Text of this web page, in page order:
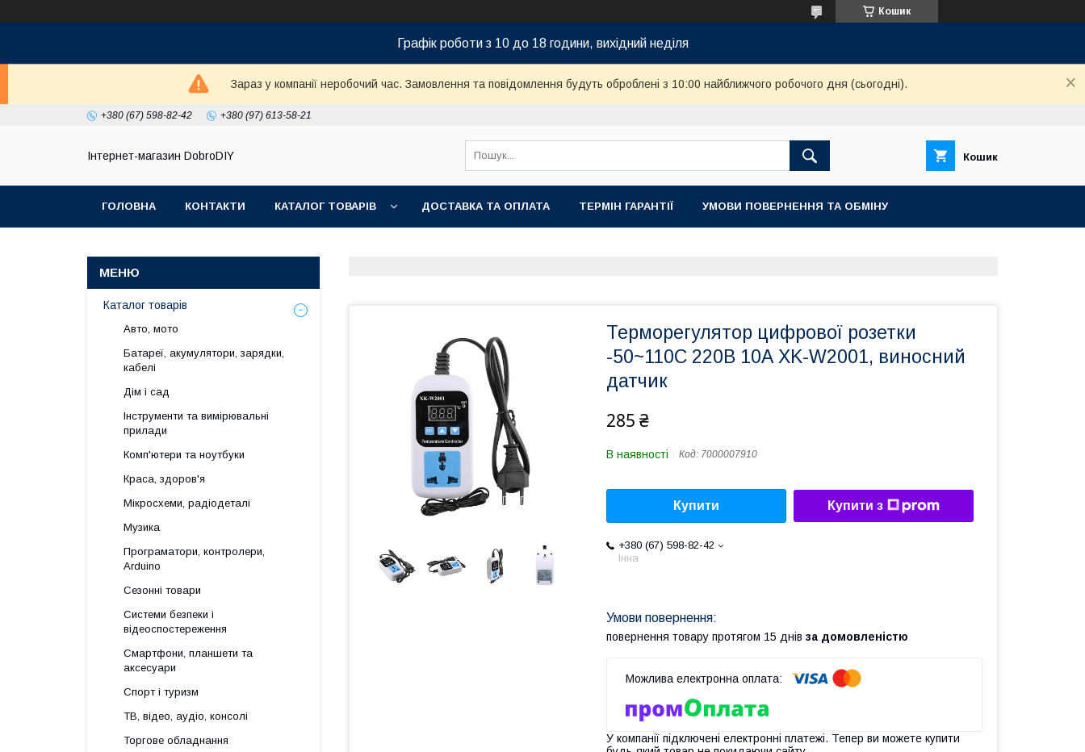
Кошик
Графік роботи з 10 до 18 години, вихідний неділя
Зараз у компанії неробочий час. Замовлення та повідомлення будуть оброблені з 10:00 найближчого робочого дня (сьогодні).
+380 (67) 598-82-42 +380 (97) 613-58-21
Інтернет-магазин DobroDIY Кошик
ГОЛОВНА КОНТАКТИ КАТАЛОГ ТОВАРІВ ДОСТАВКА ТА ОПЛАТА ТЕРМІН ГАРАНТІЇ УМОВИ ПОВЕРНЕННЯ ТА ОБМІНУ
Терморегулятор цифрової розетки
-50~110С 220В 10А XK-W2001, виносний
датчик
285 ₴
В наявності Код: 7000007910
Купити Купити з
+380 (67) 598-82-42
Інна
повернення товару протягом 15 днів за домовленістю
У компанії підключені електронні платежі. Тепер ви можете купити
Каталог товарів
Авто, мото
Батареї, акумулятори, зарядки,
кабелі
Дім і сад
Інструменти та вимірювальні
прилади
Комп'ютери та ноутбуки
Краса, здоров'я
Мікросхеми, радіодеталі
Музика
Програматори, контролери,
Arduino
Сезонні товари
Системи безпеки і
відеоспостереження
Смартфони, планшети та
аксесуари
Спорт і туризм
ТВ, відео, аудіо, консолі
Торгове обладнання